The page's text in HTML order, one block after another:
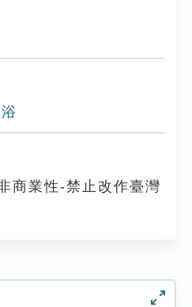
商業性-禁止改作臺灣